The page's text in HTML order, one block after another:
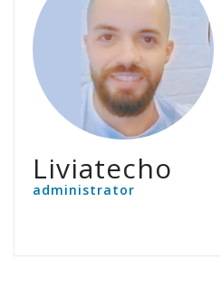
Liviatecho
administrator